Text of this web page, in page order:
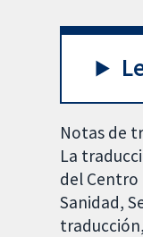
Notas de
La
del Centro
Sanidad,